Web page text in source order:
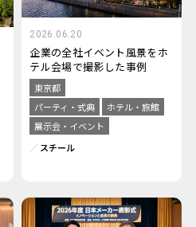
2026.06.20
企業の全社イベント風景をホ
テル会場で撮影した事例
東京都
パーティ・式典
ホテル・旅館
展示会・イベント
スチール